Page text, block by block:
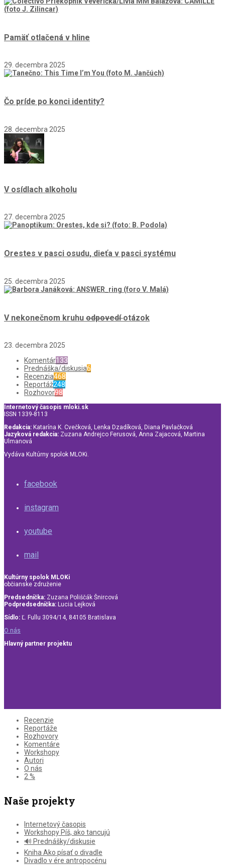
Pamäť otlačená v hline
29. decembra 2025
Čo príde po konci identity?
28. decembra 2025
V osídlach alkoholu
27. decembra 2025
Orestes v pasci osudu, dieťa v pasci systému
25. decembra 2025
V nekonečnom kruhu odpovedíotázok
23. decembra 2025
Komentár133
Prednáška/diskusia6
Recenzia468
Reportáž248
Rozhovor98
Internetový časopis mloki.sk
ISSN 1339-8113
Redakcia: Katarína K. Cvečková, Lenka Dzadíková, Diana Pavlačková
Jazyková redakcia: Zuzana Andrejco Ferusová, Anna Zajacová, Martina
Ulmanová
Vydáva Kultúrny spolok MLOKi.
facebook
instagram
youtube
mail
Kultúrny spolok MLOKi
občianske združenie
Predsedníčka: Zuzana Poliščák Šnircová
Podpredsedníčka: Lucia Lejková
Sídlo: Ľ. Fullu 3094/14, 84105 Bratislava
O nás
Hlavný partner projektu
Recenzie
Reportáže
Rozhovory
Komentáre
Workshopy
Autori
O nás
2 %
Naše projekty
Internetový časopis
Workshopy Píš, ako tancujú
🔊 Prednášky/diskusie
Kniha Ako písať o divadle
Divadlo v ére antropocénu